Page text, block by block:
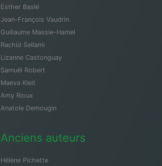
Esther Baslé
Jean-François Vaudrin
Guillaume Massie-Hamel
Rachid Sellami
Lizanne Castonguay
Samuël Robert
Maeva Kleit
Amy Rioux
Anatole Demougin
Anciens auteurs
Hélène Pichette